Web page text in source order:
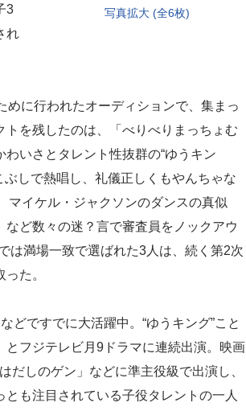
写真拡大 (全6枚)
3
れ
に行われたオーディションで、集まっ
を残したのは、「べりべりまっちょむ
いさとタレント性抜群の“ゆうキン
しで熱唱し、礼儀正しくもやんちゃな
マイケル・ジャクソンのダンスの真似
ど数々の迷？言で審査員をノックアウ
は満場一致で選ばれた3人は、続く第2次
た。
ですでに大活躍中。“ゆうキング”こと
フジテレビ月9ドラマに連続出演。映画
だしのゲン」などに準主役級で出演し、
も注目されている子役タレントの一人